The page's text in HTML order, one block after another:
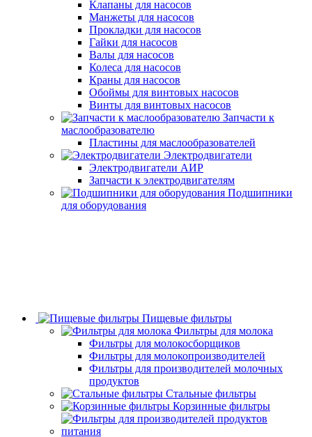
Клапаны для насосов
Манжеты для насосов
Прокладки для насосов
Гайки для насосов
Валы для насосов
Колеса для насосов
Краны для насосов
Обоймы для винтовых насосов
Винты для винтовых насосов
Запчасти к
маслообразователю
Пластины для маслообразователей
Электродвигатели
Электродвигатели АИР
Запчасти к электродвигателям
Подшипники
для оборудования
Пищевые фильтры
Фильтры для молока
Фильтры для молокосборщиков
Фильтры для молокопроизводителей
Фильтры для производителей молочных
продуктов
Стальные фильтры
Корзинные фильтры